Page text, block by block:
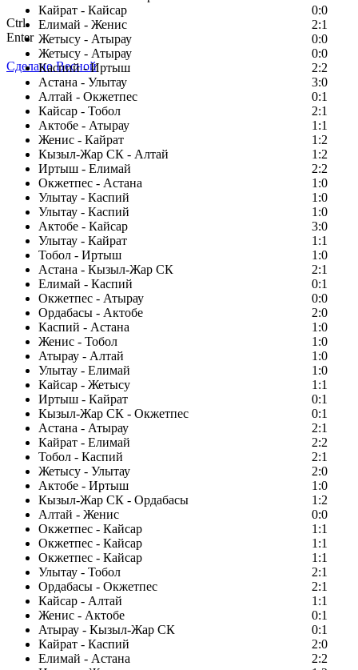
Кайрат - Кайсар
0:0
Елимай - Женис
2:1
Жетысу - Атырау
0:0
Жетысу - Атырау
0:0
Каспий - Иртыш
2:2
Астана - Улытау
3:0
Алтай - Окжетпес
0:1
Кайсар - Тобол
2:1
Актобе - Атырау
1:1
Женис - Кайрат
1:2
Кызыл-Жар СК - Алтай
1:2
Иртыш - Елимай
2:2
Окжетпес - Астана
1:0
Улытау - Каспий
1:0
Улытау - Каспий
1:0
Актобе - Кайсар
3:0
Улытау - Кайрат
1:1
Тобол - Иртыш
1:0
Астана - Кызыл-Жар СК
2:1
Елимай - Каспий
0:1
Окжетпес - Атырау
0:0
Ордабасы - Актобе
2:0
Каспий - Астана
1:0
Женис - Тобол
1:0
Атырау - Алтай
1:0
Улытау - Елимай
1:0
Кайсар - Жетысу
1:1
Иртыш - Кайрат
0:1
Кызыл-Жар СК - Окжетпес
0:1
Астана - Атырау
2:1
Кайрат - Елимай
2:2
Тобол - Каспий
2:1
Жетысу - Улытау
2:0
Актобе - Иртыш
1:0
Кызыл-Жар СК - Ордабасы
1:2
Алтай - Женис
0:0
Окжетпес - Кайсар
1:1
Окжетпес - Кайсар
1:1
Окжетпес - Кайсар
1:1
Улытау - Тобол
2:1
Ордабасы - Окжетпес
2:1
Кайсар - Алтай
1:1
Женис - Актобе
0:1
Атырау - Кызыл-Жар СК
0:1
Кайрат - Каспий
2:0
Елимай - Астана
2:2
Ctrl
Enter
Сделано Весной